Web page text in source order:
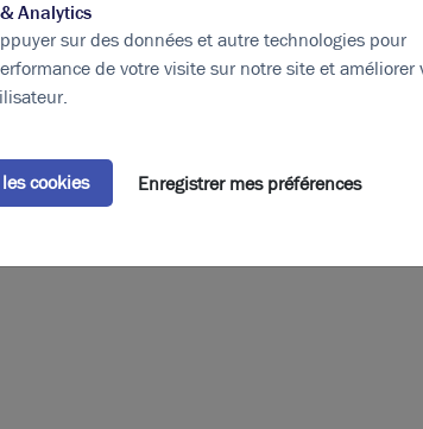
Analytics
sur des données et autre technologies pour
de votre visite sur notre site et améliorer
cookies Enregistrer mes préférences